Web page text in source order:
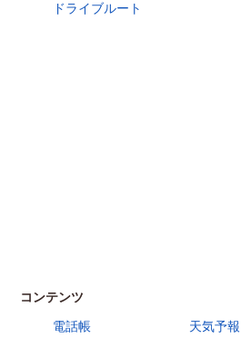
ドライブルート
コンテンツ
電話帳
天気予報